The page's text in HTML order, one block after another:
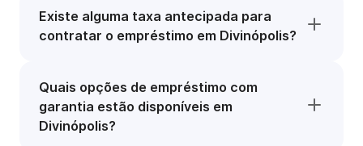
Existe alguma taxa antecipada para
contratar o empréstimo em Divinópolis?
Quais opções de empréstimo com
garantia estão disponíveis em
Divinópolis?